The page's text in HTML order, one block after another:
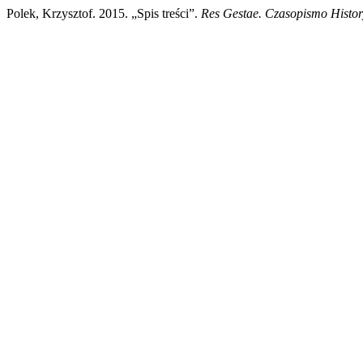
Polek, Krzysztof. 2015. „Spis treści”. Res Gestae. Czasopismo